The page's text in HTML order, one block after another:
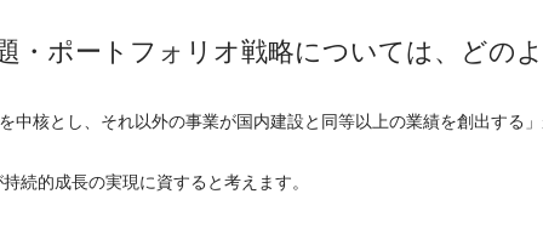
・ポートフォリオ戦略については、どの
それ以外の事業が国内建設と同等以上の業績を
続的成長の実現に資すると考えます。